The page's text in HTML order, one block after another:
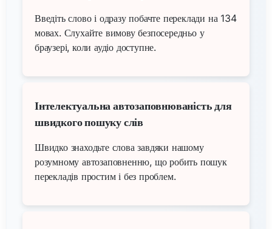
Введіть слово і одразу побачте переклади на 134
мовах. Слухайте вимову безпосередньо у
браузері, коли аудіо доступне.
Інтелектуальна автозаповнюваність для
швидкого пошуку слів
Швидко знаходьте слова завдяки нашому
розумному автозаповненню, що робить пошук
перекладів простим і без проблем.